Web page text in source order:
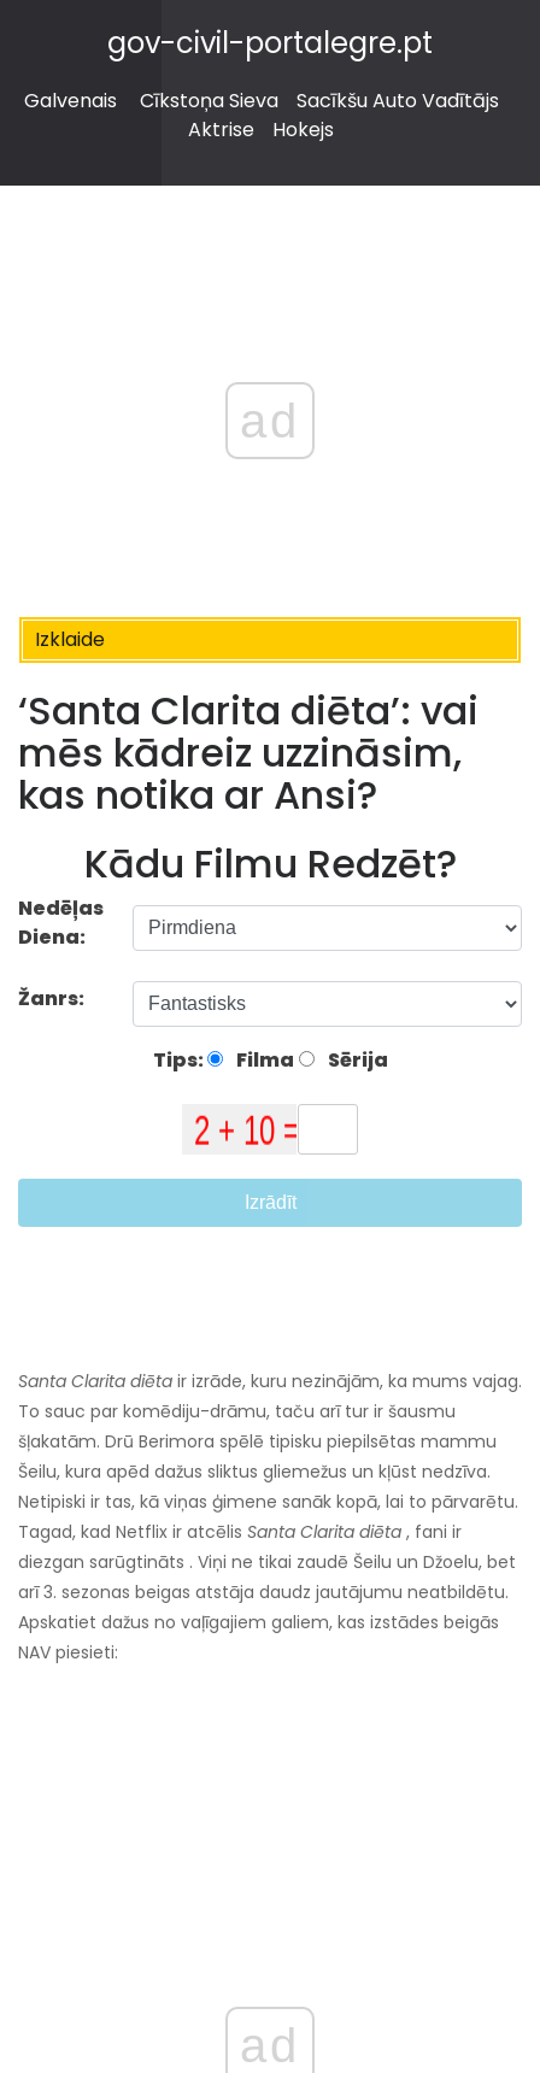
gov-civil-portalegre.pt
Galvenais Cīkstoņa Sieva
Sacīkšu Auto Vadītājs
Aktrise
Hokejs
ad
Izklaide
‘Santa Clarita diēta’: vai
mēs kādreiz uzzināsim,
kas notika ar Ansi?
Kādu Filmu Redzēt?
Nedēļas
Diena:
Žanrs:
Tips: Filma Sērija
Izrādīt
Santa Clarita diēta ir izrāde, kuru nezinājām, ka mums vajag.
To sauc par komēdiju-drāmu, taču arī tur ir šausmu
šļakatām. Drū Berimora spēlē tipisku piepilsētas mammu
Šeilu, kura apēd dažus sliktus gliemežus un kļūst nedzīva.
Netipiski ir tas, kā viņas ģimene sanāk kopā, lai to pārvarētu.
Tagad, kad Netflix ir atcēlis Santa Clarita diēta , fani ir
diezgan sarūgtināts . Viņi ne tikai zaudē Šeilu un Džoelu, bet
arī 3. sezonas beigas atstāja daudz jautājumu neatbildētu.
Apskatiet dažus no vaļīgajiem galiem, kas izstādes beigās
NAV piesieti:
ad